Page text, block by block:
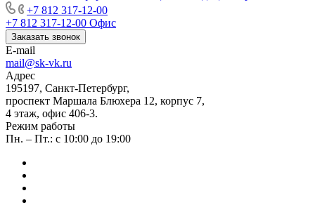
+7 812 317-12-00
+7 812 317-12-00 Офис
Заказать звонок
E-mail
mail@sk-vk.ru
Адрес
195197, Санкт-Петербург,
проспект Маршала Блюхера 12, корпус 7,
4 этаж, офис 406-3.
Режим работы
Пн. – Пт.: с 10:00 до 19:00